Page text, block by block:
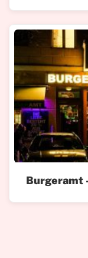
Burgeramt